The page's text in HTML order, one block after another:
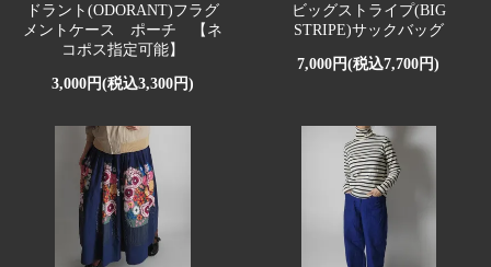
ドラント(ODORANT)フラグ
メントケース ポーチ 【ネ
コポス指定可能】
3,000円(税込3,300円)
ビッグストライプ(BIG
STRIPE)サックバッグ
7,000円(税込7,700円)